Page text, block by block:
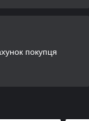
покупця